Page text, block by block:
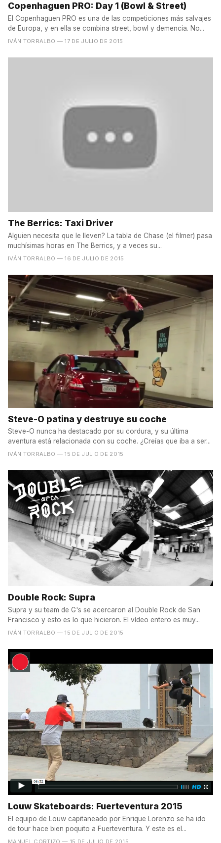
Copenhaguen PRO: Day 1 (Bowl & Street)
El Copenhaguen PRO es una de las competiciones más salvajes
de Europa, y en ella se combina street, bowl y demencia. No...
IVÁN TORRALBO — 17 DE JULIO DE 2015
The Berrics: Taxi Driver
Alguien necesita que le lleven? La tabla de Chase (el filmer) pasa
muchísimas horas en The Berrics, y a veces su...
IVÁN TORRALBO — 16 DE JULIO DE 2015
Steve-O patina y destruye su coche
Steve-O nunca ha destacado por su cordura, y su última
aventura está relacionada con su coche. ¿Creías que iba a ser...
IVÁN TORRALBO — 15 DE JULIO DE 2015
Double Rock: Supra
Supra y su team de G's se acercaron al Double Rock de San
Francisco y esto es lo que hicieron. El vídeo entero es muy...
IVÁN TORRALBO — 15 DE JULIO DE 2015
Louw Skateboards: Fuerteventura 2015
El equipo de Louw capitaneado por Enrique Lorenzo se ha ido
de tour hace bien poquito a Fuerteventura. Y este es el...
MANUEL CORTIZO — 15 DE JULIO DE 2015